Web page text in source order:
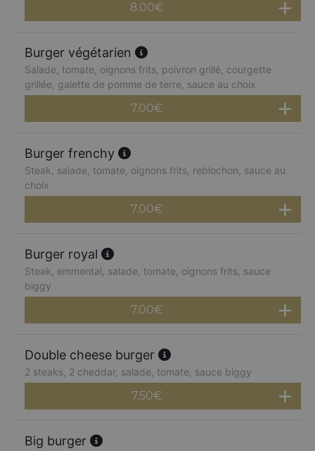
8.00€
Burger végétarien
Salade, tomate, oignons frits, poivron grillé, courgette
grillée, galette de pomme de terre, sauce au choix
7.00€
Burger frenchy
Steak, salade, tomate, oignons frits, reblochon, sauce au
choix
7.00€
Burger royal
Steak, emmental, salade, tomate, oignons frits, sauce
biggy
7.00€
Double cheese burger
2 steaks, 2 cheddar, salade, tomate, sauce biggy
7.50€
Big burger